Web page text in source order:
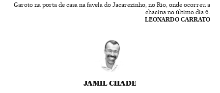
Garoto na porta de casa na favela do Jacarezinho, no Rio, onde ocorreu a
chacina no último dia 6.
LEONARDO CARRATO
JAMIL CHADE